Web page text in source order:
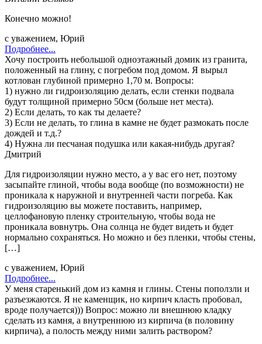
Конечно можно!
с уважением, Юрий
Подробнее...
Хочу построить небольшой одноэтажный домик из гранита,
положенный на глину, с погребом под домом. Я вырыл
котлован глубиной примерно 1,70 м. Вопросы:
1) нужно ли гидроизоляцию делать, если стенки подвала
будут толщиной примерно 50см (больше нет места).
2) Если делать, то как ты делаете?
3) Если не делать, то глина в камне не будет размокать после
дождей и т.д.?
4) Нужна ли песчаная подушка или какая-нибудь другая?
Дмитрий
Для гидроизоляции нужно место, а у вас его нет, поэтому
засыпайте глиной, чтобы вода вообще (по возможности) не
проникала к наружной и внутренней части погреба. Как
гидроизоляцию вы можете поставить, например,
целлофановую пленку строительную, чтобы вода не
проникала вовнутрь. Она солнца не будет видеть и будет
нормально сохраняться. Но можно и без пленки, чтобы стены,
[…]
с уважением, Юрий
Подробнее...
У меня старенький дом из камня и глины. Стены поползли и
разъезжаются. Я не каменщик, но кирпич класть пробовал,
вроде получается))) Вопрос: можно ли внешнюю кладку
сделать из камня, а внутреннюю из кирпича (в половину
кирпича), а полость между ними залить раствором?